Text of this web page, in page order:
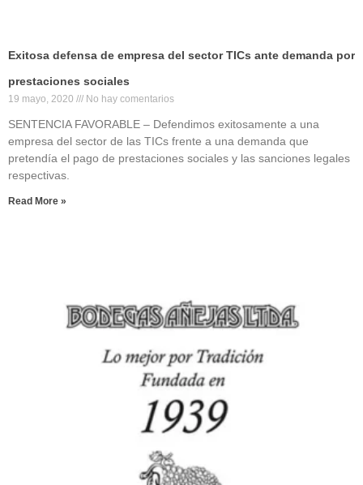
Exitosa defensa de empresa del sector TICs ante demanda por
prestaciones sociales
19 mayo, 2020 No hay comentarios
SENTENCIA FAVORABLE – Defendimos exitosamente a una
empresa del sector de las TICs frente a una demanda que
pretendía el pago de prestaciones sociales y las sanciones legales
respectivas.
Read More »